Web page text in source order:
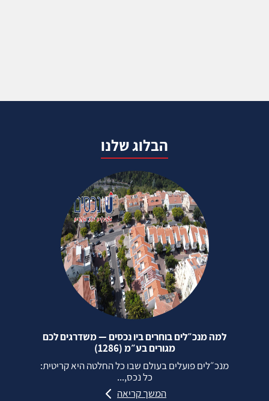
הבלוג שלנו
למה מנכ״לים בוחרים ביו נכסים — משדרגים לכם
מגורים בע״מ (1286)
מנכ״לים פועלים בעולם שבו כל החלטה היא קריטית:
כל נכס,...
המשך קריאה